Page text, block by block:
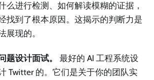
么进行检测、如何解读模糊的证据，
找到了根本原因。这揭示的判断力是
展现的。
题设计面试。
最好的 AI 工程系统设
Twitter 的。它们是关于你的团队实